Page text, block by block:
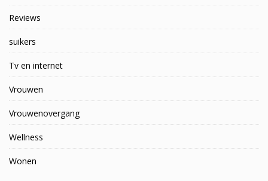
Reviews
suikers
Tv en internet
Vrouwen
Vrouwenovergang
Wellness
Wonen